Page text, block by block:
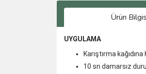
Ürün
UYGULAMA
Karıştırma
10 sn damarsız